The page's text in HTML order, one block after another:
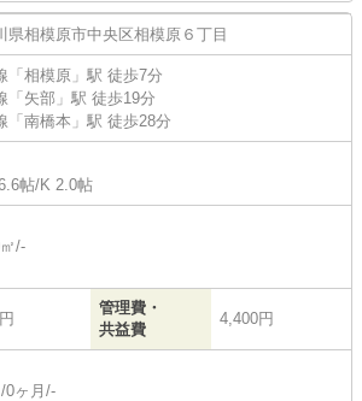
県相模原市中央区相模原 ６丁目
「 相模原 」駅 徒歩7分
「 矢部 」駅 徒歩19分
「 南橋本 」駅 徒歩28分
帖/K 2.0帖
/-
管理費・
共益費
4,400円
0ヶ月/-